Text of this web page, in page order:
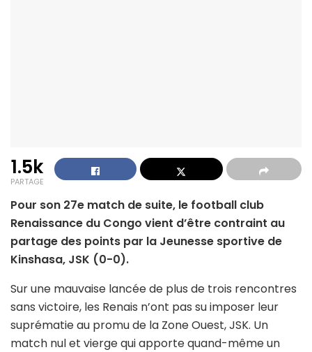
1.5k
PARTAGE
Pour son 27e match de suite, le football club
Renaissance du Congo vient d’être contraint au
partage des points par la Jeunesse sportive de
Kinshasa, JSK (0-0).
Sur une mauvaise lancée de plus de trois rencontres
sans victoire, les Renais n’ont pas su imposer leur
suprématie au promu de la Zone Ouest, JSK. Un
match nul et vierge qui apporte quand-même un